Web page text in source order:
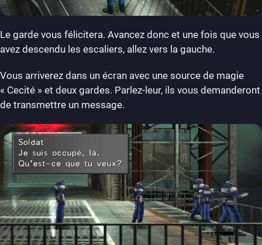
Le garde vous félicitera. Avancez donc et une fois que vous
avez descendu les escaliers, allez vers la gauche.
Vous arriverez dans un écran avec une source de magie
« Cecité » et deux gardes. Parlez-leur, ils vous demanderont
de transmettre un message.